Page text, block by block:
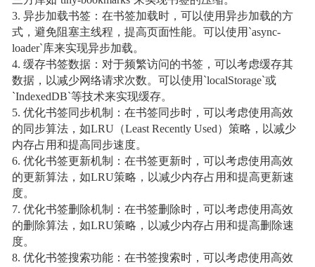
3. 异步加载书签：在书签加载时，可以使用异步加载的方
式，避免阻塞主线程，提高页面性能。可以使用`async-
loader`库来实现异步加载。
4. 缓存书签数据：对于频繁访问的书签，可以考虑缓存其
数据，以减少网络请求次数。可以使用`localStorage`或
`IndexedDB`等技术来实现缓存。
5. 优化书签同步机制：在书签同步时，可以考虑使用高效
的同步算法，如LRU（Least Recently Used）策略，以减少
内存占用和提高同步速度。
6. 优化书签更新机制：在书签更新时，可以考虑使用高效
的更新算法，如LRU策略，以减少内存占用和提高更新速
度。
7. 优化书签删除机制：在书签删除时，可以考虑使用高效
的删除算法，如LRU策略，以减少内存占用和提高删除速
度。
8. 优化书签搜索功能：在书签搜索时，可以考虑使用高效